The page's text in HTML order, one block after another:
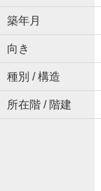
築年月
向き
種別 / 構造
所在階 / 階建